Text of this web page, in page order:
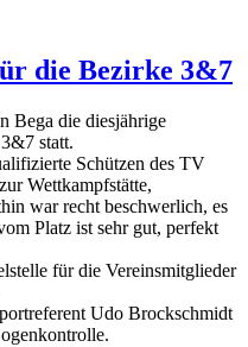
die Bezirke 3&7
Bega die diesjährige
statt.
Schützen des TV
Wettkampfstätte,
war recht beschwerlich, es
Platz ist sehr gut, perfekt
für die Vereinsmitglieder
Udo Brockschmidt